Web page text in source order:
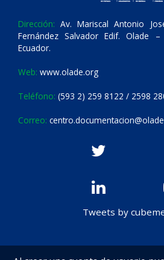
Dirección: Av. Mariscal Antonio
Fernández Salvador Edif. Olade
Ecuador.
Web: www.olade.org
Teléfono: (593 2) 259 8122 / 2598
Correo:
Tweets by